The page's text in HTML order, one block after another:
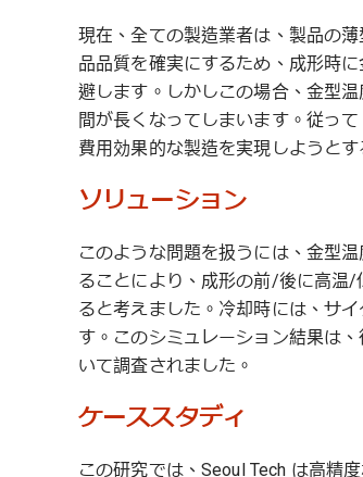
現在、全ての製造業者は、製品の
品品質を確実にするため、成形時
避します。しかしこの場合、金型
間が長くなってしまいます。従っ
費用効果的な製造を実現しようと
ソリューション
このような問題を扱うには、金型
ることにより、成形の前/後に高温
ると考えました。冷却時には、サ
す。このシミュレーション結果は
いて調査されました。
ケーススタディ
この研究では、Seoul Tech は高精